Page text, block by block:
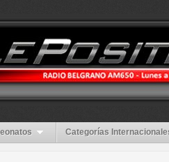
Categorías